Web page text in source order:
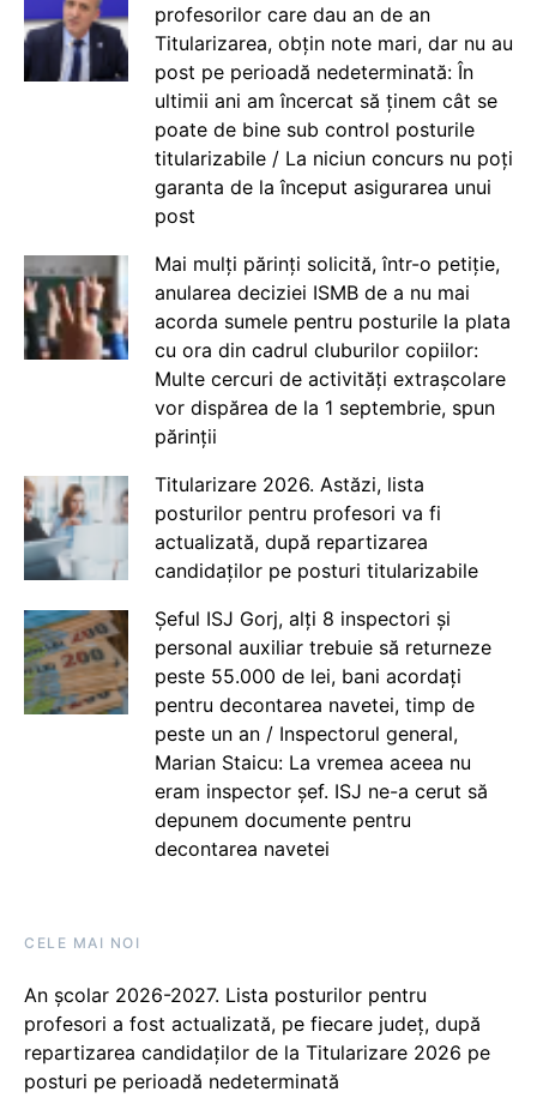
profesorilor care dau an de an
Titularizarea, obțin note mari, dar nu au
post pe perioadă nedeterminată: În
ultimii ani am încercat să ținem cât se
poate de bine sub control posturile
titularizabile / La niciun concurs nu poți
garanta de la început asigurarea unui
post
Mai mulți părinți solicită, într-o petiție,
anularea deciziei ISMB de a nu mai
acorda sumele pentru posturile la plata
cu ora din cadrul cluburilor copiilor:
Multe cercuri de activități extrașcolare
vor dispărea de la 1 septembrie, spun
părinții
Titularizare 2026. Astăzi, lista
posturilor pentru profesori va fi
actualizată, după repartizarea
candidaților pe posturi titularizabile
Șeful ISJ Gorj, alți 8 inspectori și
personal auxiliar trebuie să returneze
peste 55.000 de lei, bani acordați
pentru decontarea navetei, timp de
peste un an / Inspectorul general,
Marian Staicu: La vremea aceea nu
eram inspector șef. ISJ ne-a cerut să
depunem documente pentru
decontarea navetei
CELE MAI NOI
An școlar 2026-2027. Lista posturilor pentru
profesori a fost actualizată, pe fiecare județ, după
repartizarea candidaților de la Titularizare 2026 pe
posturi pe perioadă nedeterminată